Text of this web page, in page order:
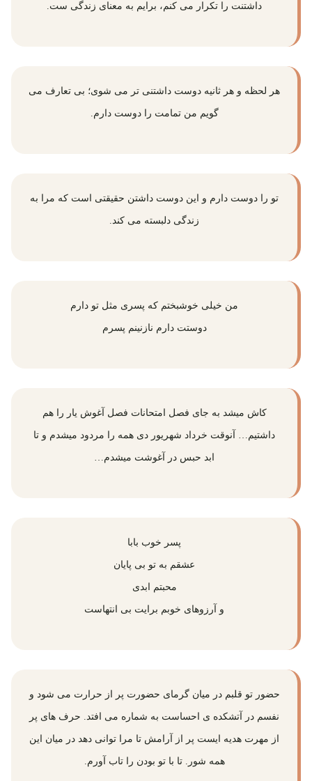
داشتنت را تکرار می‌ کنم، برایم به معنای زندگی ‌ست.
هر لحظه و هر ثانیه دوست ‌داشتنی ‌تر می ‌شوی؛ بی ‌تعارف می
‌گویم من تمامت را دوست دارم.
تو را دوست دارم و این دوست داشتن حقیقتی است که مرا به
زندگی دلبسته می ‌کند.
من خیلی خوشبختم که پسری مثل تو دارم
دوستت دارم نازنینم پسرم
کاش میشد به جای فصل امتحانات فصل آغوش یار را هم
داشتیم… آنوقت خرداد شهریور دی همه را مردود میشدم و تا
ابد حبس در آغوشت میشدم…
پسر خوب بابا
عشقم به تو بی پایان
محبتم ابدی
و آرزو‌های خوبم برایت بی انتهاست
حضور تو قلبم در میان گرمای حضورت پر از حرارت می شود و
نفسم در آتشکده ی احساست به شماره می افتد. حرف های پر
از مهرت هدیه ایست پر از آرامش تا مرا توانی دهد در میان این
همه شور. تا با تو بودن را تاب آورم.